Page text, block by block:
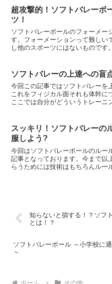
超攻撃的！ソフトバレーボ
ツ！
ソフトバレーボールのフォーメー
す。フォーメーションって難しい
し他のスポーツにはないものです
ソフトバレーの上達への盲
今回この記事ではソフトバレーを
これをフィジカル面それも体幹に
ここでは自分がどういうトレーニ
スッキリ！ソフトバレーの
服しよう?
今回はソフトバレーボールのルー
記事となっております。今まで以
らうためには技術はもちろんルー
知らないと損する！？ソフ
とは！？
ソフトバレーボール ～小学校に
～